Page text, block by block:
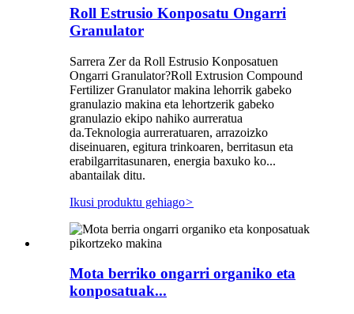
Roll Estrusio Konposatu Ongarri
Granulator
Sarrera Zer da Roll Estrusio Konposatuen
Ongarri Granulator?Roll Extrusion Compound
Fertilizer Granulator makina lehorrik gabeko
granulazio makina eta lehortzerik gabeko
granulazio ekipo nahiko aurreratua
da.Teknologia aurreratuaren, arrazoizko
diseinuaren, egitura trinkoaren, berritasun eta
erabilgarritasunaren, energia baxuko ko...
abantailak ditu.
Ikusi produktu gehiago>
Mota berriko ongarri organiko eta
konposatuak...